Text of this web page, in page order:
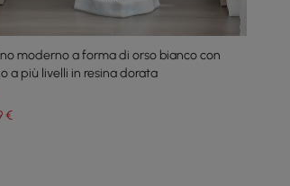
moderno a forma di orso bianco con
a più livelli in resina dorata
€